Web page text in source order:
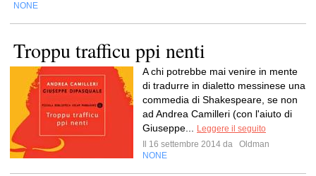
NONE
Troppu trafficu ppi nenti
A chi potrebbe mai venire in mente
di tradurre in dialetto messinese una
commedia di Shakespeare, se non
ad Andrea Camilleri (con l'aiuto di
Giuseppe...
Leggere il seguito
Il 16 settembre 2014 da
Oldman
NONE